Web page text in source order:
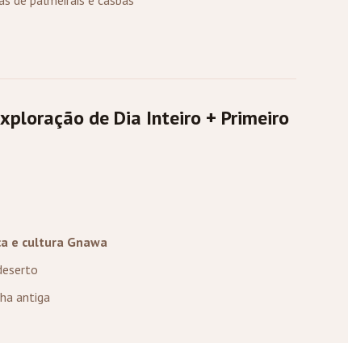
de Dia Inteiro + Primeiro
e cultura Gnawa
antiga